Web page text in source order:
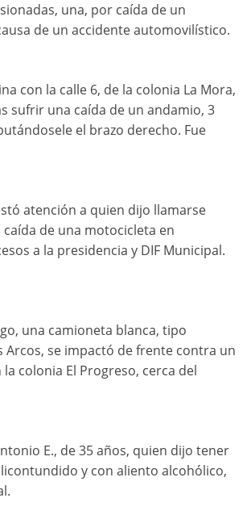
una, por caída de un
de un accidente automovilístico.
con la calle 6, de la colonia La Mora,
sufrir una caída de un andamio, 3
el brazo derecho. Fue
atención a quien dijo llamarse
de una motocicleta en
a la presidencia y DIF Municipal.
una camioneta blanca, tipo
Arcos, se impactó de frente contra un
colonia El Progreso, cerca del
E., de 35 años, quien dijo tener
y con aliento alcohólico,